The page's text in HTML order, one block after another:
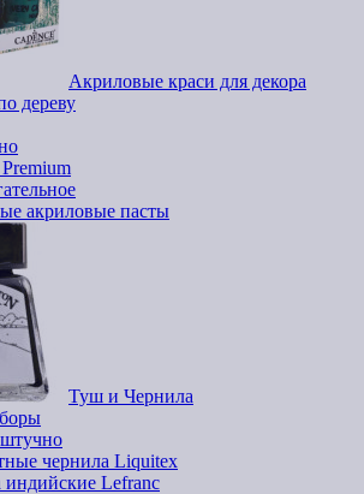
Акриловые краси для декора
дереву
акриловые пасты
Туш и Чернила
чернила Liquitex
индийские Lefranc